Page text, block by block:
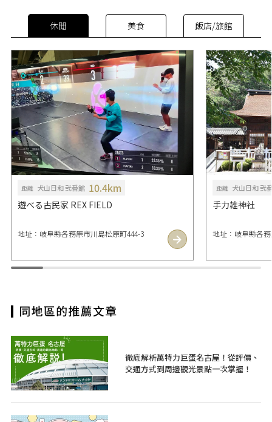
休閒 美食 飯店/旅館
距離 犬山日和 弐番館 10.4km
遊べる古民家 REX FIELD
地址：岐阜縣各務原市川島松原町444-3
距離 犬山日和 弐
手力雄神社
地址：岐阜縣各
徹底解析萬特力巨蛋名古屋！從評價、
交通方式到周邊觀光景點一次掌握！